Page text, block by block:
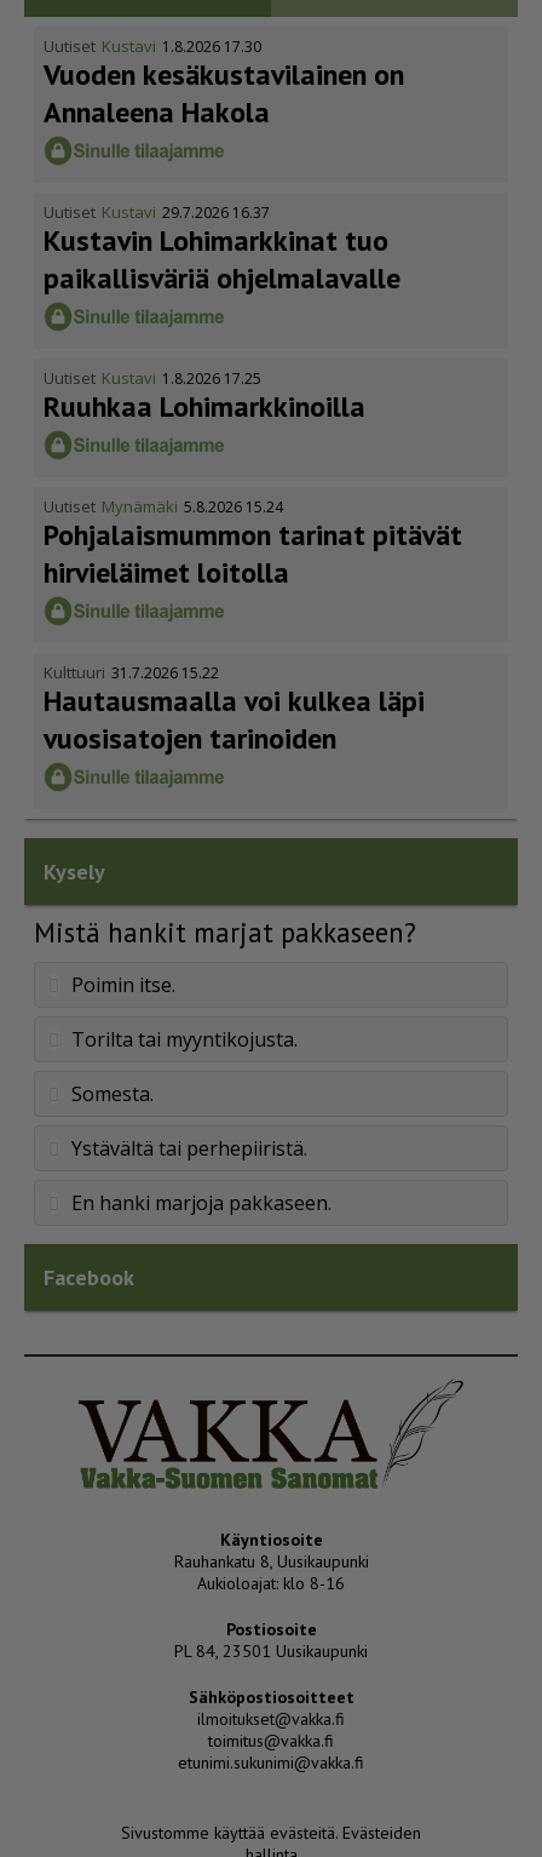
Uutiset Kustavi 1.8.2026 17.30
Vuoden kesäkus­ta­vi­lainen on
Annaleena Hakola
Uutiset Kustavi 29.7.2026 16.37
Kustavin Lohimarkkinat tuo
paikallisväriä ohjelmalavalle
Uutiset Kustavi 1.8.2026 17.25
Ruuhkaa Lohimark­ki­noilla
Uutiset Mynämäki 5.8.2026 15.24
Pohja­lais­mummon tarinat pitävät
hirvieläimet loitolla
Kulttuuri 31.7.2026 15.22
Hautausmaalla voi kulkea läpi
vuosisatojen tarinoiden
Kysely
Mistä hankit marjat pakkaseen?
Poimin itse.
Torilta tai myyntikojusta.
Somesta.
Ystävältä tai perhepiiristä.
En hanki marjoja pakkaseen.
Facebook
Käyntiosoite
Rauhankatu 8, Uusikaupunki
Aukioloajat: klo 8-16
Postiosoite
PL 84, 23501 Uusikaupunki
Sähköpostiosoitteet
ilmoitukset@vakka.fi
toimitus@vakka.fi
etunimi.sukunimi@vakka.fi
Sivustomme käyttää evästeitä. Evästeiden